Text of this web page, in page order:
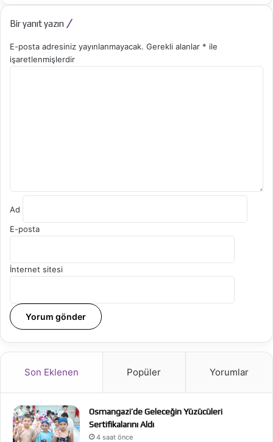
Bir yanıt yazın
E-posta adresiniz yayınlanmayacak. Gerekli alanlar * ile
işaretlenmişlerdir
Ad
E-posta
İnternet sitesi
Son Eklenen Popüler Yorumlar
Osmangazi’de Geleceğin Yüzücüleri
Sertifikalarını Aldı
4 saat önce